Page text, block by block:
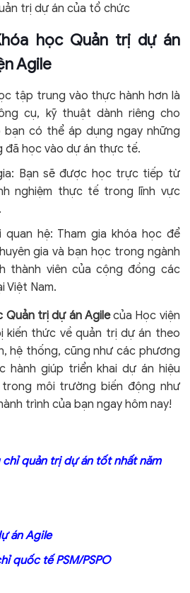
trị dự án của tổ chức
học Quản trị dự án
Agile
tập trung vào thực hành hơn là
cụ, kỹ thuật dành riêng cho
bạn có thể áp dụng ngay những
đã học vào dự án thực tế.
Bạn sẽ được học trực tiếp từ
nghiệm thực tế trong lĩnh vực
quan hệ: Tham gia khóa học để
gia và bạn học trong ngành
thành viên của cộng đồng các
Việt Nam.
Quản trị dự án Agilecủa Học viện
kiến thức về quản trị dự án theo
hệ thống, cũng như các phương
hành giúp triển khai dự án hiệu
môi trường biến động như
trình của bạn ngay hôm nay!
quản trị dự án tốt nhất năm
án Agile
quốc tế PSM/PSPO